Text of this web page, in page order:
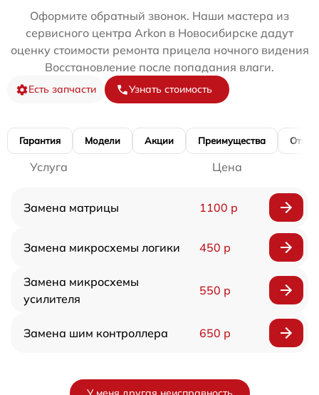
Оформите обратный звонок. Наши мастера из
сервисного центра Arkon в Новосибирске дадут
оценку стоимости ремонта прицела ночного видения
Восстановление после попадания влаги.
Есть запчасти Узнать стоимость
Гарантия Модели Акции Преимущества
Услуга Цена
Замена матрицы 1100 р
Замена микросхемы логики 450 р
Замена микросхемы
усилителя
550 р
Замена шим контроллера 650 р